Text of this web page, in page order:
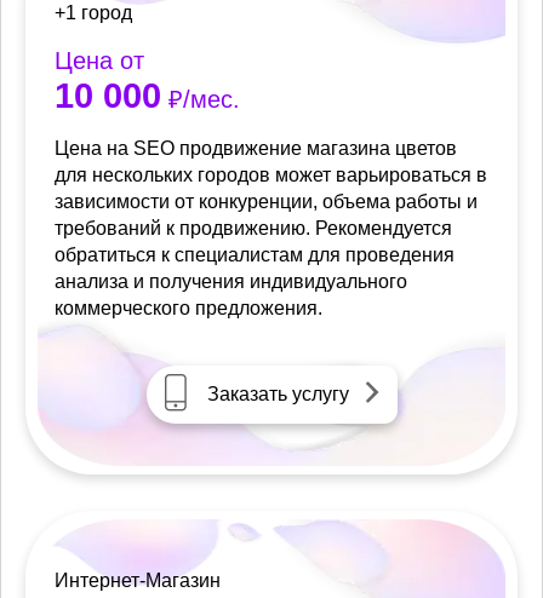
+1 город
Цена от
10 000 ₽/мес.
Цена на SEO продвижение магазина цветов
для нескольких городов может варьироваться в
зависимости от конкуренции, объема работы и
требований к продвижению. Рекомендуется
обратиться к специалистам для проведения
анализа и получения индивидуального
коммерческого предложения.
Заказать услугу
Интернет-Магазин